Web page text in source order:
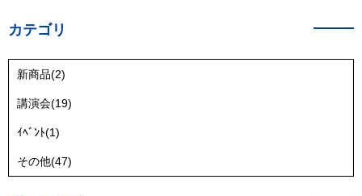
カテゴリ
新商品(2)
講演会(19)
ｲﾍﾞﾝﾄ(1)
その他(47)